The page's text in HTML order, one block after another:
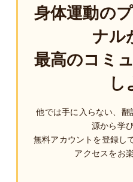
身体運動の
ナル
最高のコミ
し
他では手に入らない、
源から学
無料アカウントを登録し
アクセスをお